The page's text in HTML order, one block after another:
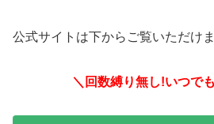
公式サイトは下からご覧いただけま
＼回数縛り無し!いつで